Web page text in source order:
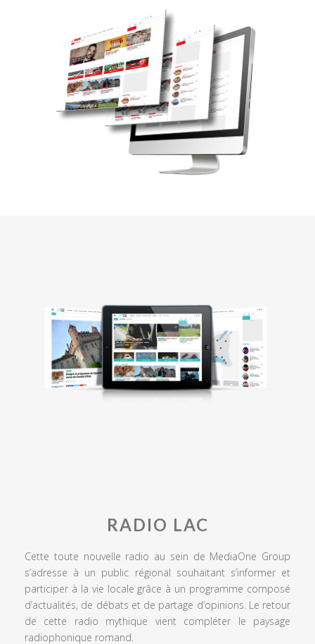
RADIO LAC
Cette toute nouvelle radio au sein de MediaOne Group
s’adresse à un public régional souhaitant s’informer et
participer à la vie locale grâce à un programme composé
d’actualités, de débats et de partage d’opinions. Le retour
de cette radio mythique vient compléter le paysage
radiophonique romand.